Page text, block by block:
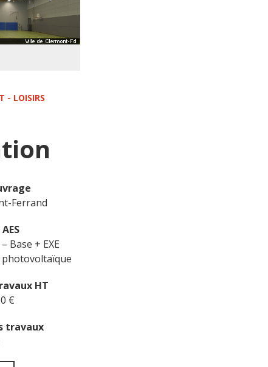
- LOISIRS
Ferrand
Base + EXE
HT
€
travaux